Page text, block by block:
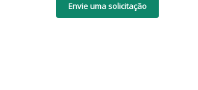
Envie uma solicitação